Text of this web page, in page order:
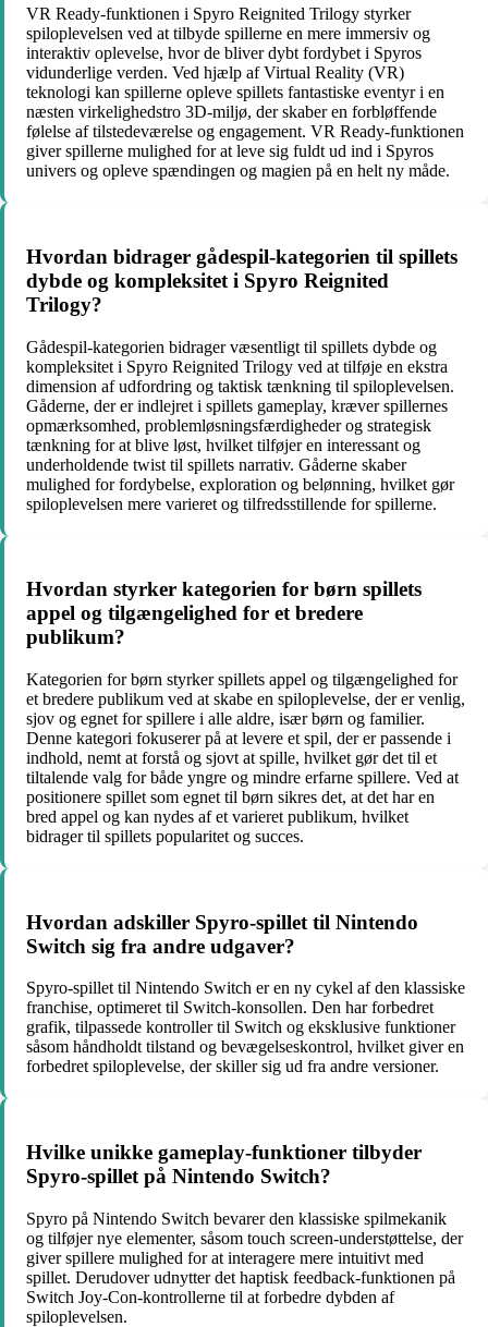
VR Ready-funktionen i Spyro Reignited Trilogy styrker
spiloplevelsen ved at tilbyde spillerne en mere immersiv og
interaktiv oplevelse, hvor de bliver dybt fordybet i Spyros
vidunderlige verden. Ved hjælp af Virtual Reality (VR)
teknologi kan spillerne opleve spillets fantastiske eventyr i en
næsten virkelighedstro 3D-miljø, der skaber en forbløffende
følelse af tilstedeværelse og engagement. VR Ready-funktionen
giver spillerne mulighed for at leve sig fuldt ud ind i Spyros
univers og opleve spændingen og magien på en helt ny måde.
Hvordan bidrager gådespil-kategorien til spillets
dybde og kompleksitet i Spyro Reignited
Trilogy?
Gådespil-kategorien bidrager væsentligt til spillets dybde og
kompleksitet i Spyro Reignited Trilogy ved at tilføje en ekstra
dimension af udfordring og taktisk tænkning til spiloplevelsen.
Gåderne, der er indlejret i spillets gameplay, kræver spillernes
opmærksomhed, problemløsningsfærdigheder og strategisk
tænkning for at blive løst, hvilket tilføjer en interessant og
underholdende twist til spillets narrativ. Gåderne skaber
mulighed for fordybelse, exploration og belønning, hvilket gør
spiloplevelsen mere varieret og tilfredsstillende for spillerne.
Hvordan styrker kategorien for børn spillets
appel og tilgængelighed for et bredere
publikum?
Kategorien for børn styrker spillets appel og tilgængelighed for
et bredere publikum ved at skabe en spiloplevelse, der er venlig,
sjov og egnet for spillere i alle aldre, især børn og familier.
Denne kategori fokuserer på at levere et spil, der er passende i
indhold, nemt at forstå og sjovt at spille, hvilket gør det til et
tiltalende valg for både yngre og mindre erfarne spillere. Ved at
positionere spillet som egnet til børn sikres det, at det har en
bred appel og kan nydes af et varieret publikum, hvilket
bidrager til spillets popularitet og succes.
Hvordan adskiller Spyro-spillet til Nintendo
Switch sig fra andre udgaver?
Spyro-spillet til Nintendo Switch er en ny cykel af den klassiske
franchise, optimeret til Switch-konsollen. Den har forbedret
grafik, tilpassede kontroller til Switch og eksklusive funktioner
såsom håndholdt tilstand og bevægelseskontrol, hvilket giver en
forbedret spiloplevelse, der skiller sig ud fra andre versioner.
Hvilke unikke gameplay-funktioner tilbyder
Spyro-spillet på Nintendo Switch?
Spyro på Nintendo Switch bevarer den klassiske spilmekanik
og tilføjer nye elementer, såsom touch screen-understøttelse, der
giver spillere mulighed for at interagere mere intuitivt med
spillet. Derudover udnytter det haptisk feedback-funktionen på
Switch Joy-Con-kontrollerne til at forbedre dybden af
spiloplevelsen.